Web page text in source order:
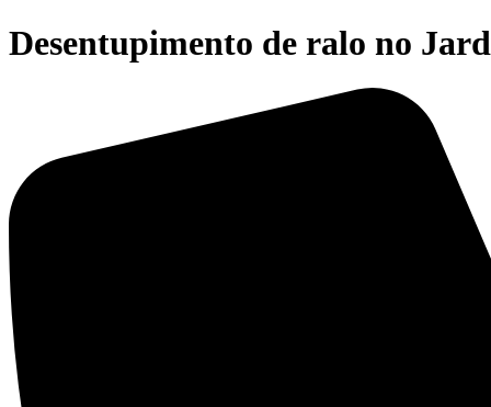
Desentupimento de ralo no